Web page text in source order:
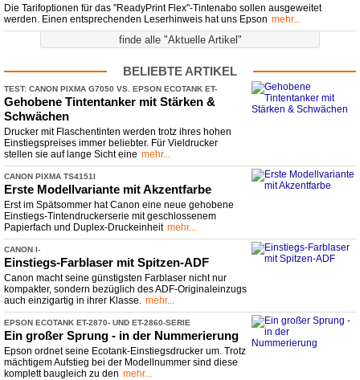
Die Tarifoptionen für das "ReadyPrint Flex"-Tintenabo sollen ausgeweitet
werden. Einen entsprechenden Leserhinweis hat uns Epson mehr...
finde alle "Aktuelle Artikel"
BELIEBTE ARTIKEL
TEST: CANON PIXMA G7050 VS. EPSON ECOTANK ET-
​4850 VS. HP SMART TANK 7305
Gehobene Tintentanker mit Stärken &
Schwächen
Drucker mit Flaschentinten werden trotz ihres hohen
Einstiegspreises immer beliebter. Für Vieldrucker
stellen sie auf lange Sicht eine mehr...
CANON PIXMA TS4151I
Erste Modellvariante mit Akzentfarbe
Erst im Spätsommer hat Canon eine neue gehobene
Einstiegs-Tintendruckerserie mit geschlossenem
Papierfach und Duplex-Druckeinheit mehr...
CANON I-
​SENSYS MF667CDW, MF664CDW UND LBP647CDW & LBP646CDW
Einstiegs-​Farblaser mit Spitzen-​ADF
Canon macht seine günstigsten Farblaser nicht nur
kompakter, sondern bezüglich des ADF-Originaleinzugs
auch einzigartig in ihrer Klasse.
mehr...
EPSON ECOTANK ET-​2870- ​ UND ET-​2860-​SERIE
Ein großer Sprung - ​ in der Nummerierung
Epson ordnet seine Ecotank-Einstiegsdrucker um. Trotz
mächtigem Aufstieg bei der Modellnummer sind diese
komplett baugleich zu den mehr...